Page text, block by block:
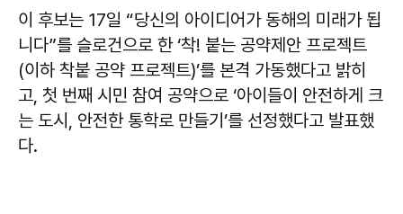
이 후보는 17일 “당신의 아이디어가 동해의 미래가 됩
니다”를 슬로건으로 한 ‘착! 붙는 공약제안 프로젝트
(이하 착붙 공약 프로젝트)’를 본격 가동했다고 밝히
고, 첫 번째 시민 참여 공약으로 ‘아이들이 안전하게 크
는 도시, 안전한 통학로 만들기’를 선정했다고 발표했
다.